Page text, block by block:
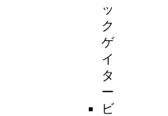
ッ
ク
ゲ
イ
タ
ー
ビ